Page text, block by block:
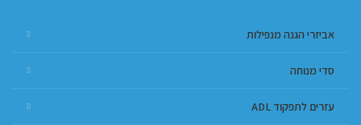
אביזרי הגנה מנפילות
סדי מנוחה
עזרים לתפקוד ADL